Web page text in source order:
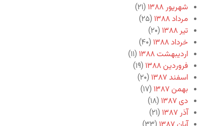
شهریور ۱۳۸۸
(۲۱)
مرداد ۱۳۸۸
(۲۵)
تیر ۱۳۸۸
(۲۰)
خرداد ۱۳۸۸
(۴۰)
اردیبهشت ۱۳۸۸
(۱۱)
فروردین ۱۳۸۸
(۱۹)
اسفند ۱۳۸۷
(۲۰)
بهمن ۱۳۸۷
(۱۷)
دی ۱۳۸۷
(۱۸)
آذر ۱۳۸۷
(۲۱)